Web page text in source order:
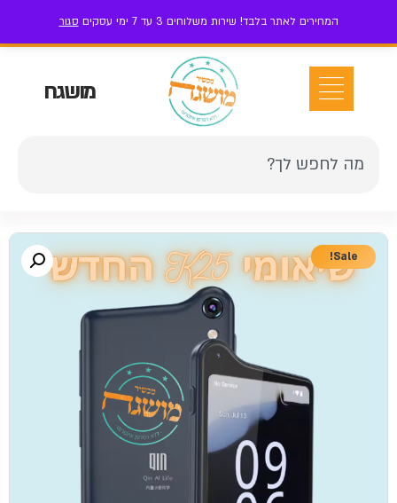
המחירים לאתר בלבד! שירות משלוחים 3 עד 7 ימי עסקים סגור
052-7-199-199 אזור אישי
מושגח
Sale!